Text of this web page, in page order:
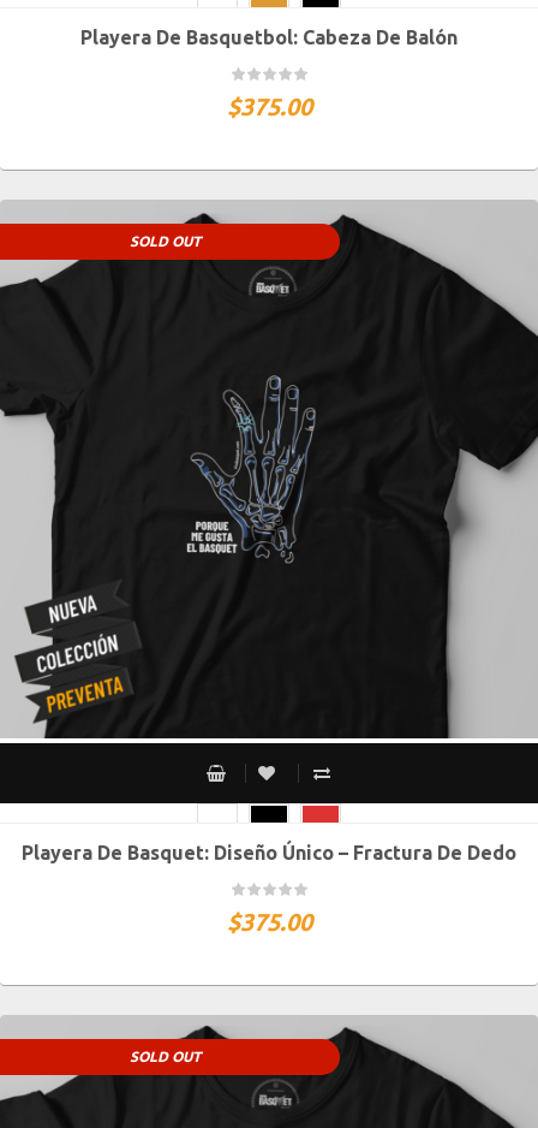
CH M G XG XXG
Playera De Basquetbol: Cabeza De Balón
$375.00
SOLD OUT
CH M G XG XXG
Playera De Basquet: Diseño Único – Fractura De Dedo
$375.00
SOLD OUT